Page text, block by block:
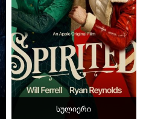
სულიერი